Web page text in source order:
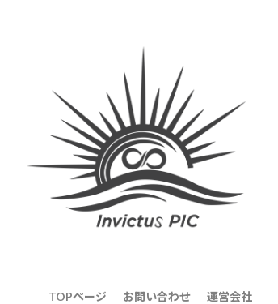
TOPページ お問い合わせ 運営会社